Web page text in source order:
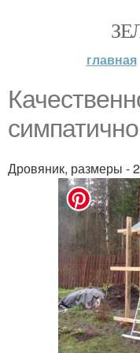
главная
Дровяник, размеры -